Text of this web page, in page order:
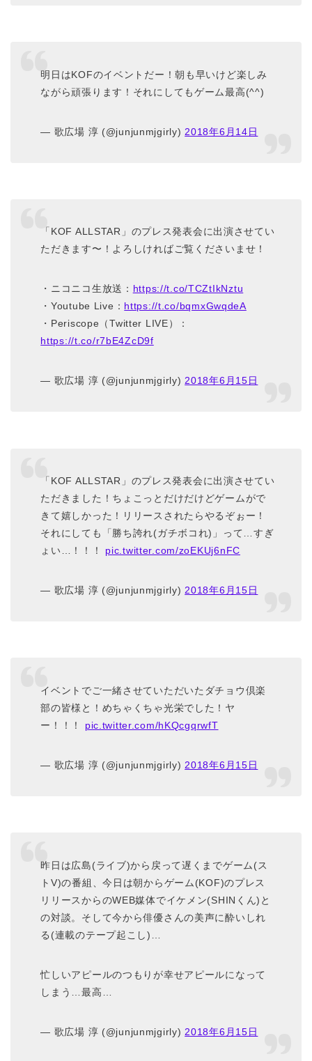
明日はKOFのイベントだー！朝も早いけど楽しみ
ながら頑張ります！それにしてもゲーム最高(^^)
— 歌広場 淳 (@junjunmjgirly) 2018年6月14日
「KOF ALLSTAR」のプレス発表会に出演させてい
ただきます〜！よろしければご覧くださいませ！
・ニコニコ生放送： https://t.co/TCZtIkNztu
・Youtube Live： https://t.co/bqmxGwqdeA
・Periscope（Twitter LIVE）：
https://t.co/r7bE4ZcD9f
— 歌広場 淳 (@junjunmjgirly)2018年6月15日
「KOF ALLSTAR」のプレス発表会に出演させてい
ただきました！ちょこっとだけだけどゲームがで
きて嬉しかった！リリースされたらやるぞぉー！
それにしても「勝ち誇れ(ガチボコれ)」って…すぎ
ょい…！！！ pic.twitter.com/zoEKUj6nFC
— 歌広場 淳 (@junjunmjgirly) 2018年6月15日
イベントでご一緒させていただいたダチョウ倶楽
部の皆様と！めちゃくちゃ光栄でした！ヤ
ー！！！ pic.twitter.com/hKQcgqrwfT
— 歌広場 淳 (@junjunmjgirly) 2018年6月15日
昨日は広島(ライブ)から戻って遅くまでゲーム(ス
トV)の番組、今日は朝からゲーム(KOF)のプレス
リリースからのWEB媒体でイケメン(SHINくん)と
の対談。そして今から俳優さんの美声に酔いしれ
る(連載のテープ起こし)…
忙しいアピールのつもりが幸せアピールになって
しまう…最高…
— 歌広場 淳 (@junjunmjgirly) 2018年6月15日